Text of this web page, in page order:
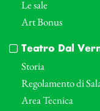
Le sale
Art Bonus
Teatro Dal
Storia
Regolamento di
Area Tecnica